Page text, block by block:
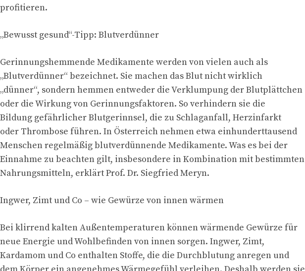
profitieren.
„Bewusst gesund“-Tipp: Blutverdünner
Gerinnungshemmende Medikamente werden von vielen auch als
„Blutverdünner“ bezeichnet. Sie machen das Blut nicht wirklich
„dünner“, sondern hemmen entweder die Verklumpung der Blutplättchen
oder die Wirkung von Gerinnungsfaktoren. So verhindern sie die
Bildung gefährlicher Blutgerinnsel, die zu Schlaganfall, Herzinfarkt
oder Thrombose führen. In Österreich nehmen etwa einhunderttausend
Menschen regelmäßig blutverdünnende Medikamente. Was es bei der
Einnahme zu beachten gilt, insbesondere in Kombination mit bestimmten
Nahrungsmitteln, erklärt Prof. Dr. Siegfried Meryn.
Ingwer, Zimt und Co – wie Gewürze von innen wärmen
Bei klirrend kalten Außentemperaturen können wärmende Gewürze für
neue Energie und Wohlbefinden von innen sorgen. Ingwer, Zimt,
Kardamom und Co enthalten Stoffe, die die Durchblutung anregen und